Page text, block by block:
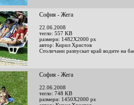
София - Жега
22.06.2008
тегло: 557 KB
размери: 1482X2000 px
автор: Кирил Христов
Столичани разпускат край водите на
София - Жега
22.06.2008
тегло: 748 KB
размери: 1450X2000 px